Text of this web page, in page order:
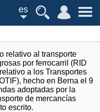
es
relativo al transporte
por ferrocarril (RID
a los Transportes
hecho en Berna el 9
adoptadas por la
de mercancías
escrito.